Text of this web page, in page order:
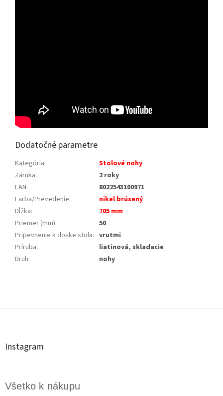
Dodatočné parametre
Kategória:
Stolové nohy
Záruka:
2 roky
EAN:
8022543100971
Farba/Prevedenie:
nikel brúsený
Dĺžka:
705 mm
Priemer (mm):
50
Pripevnenie k doske stola: vrutmi
Príruba:
liatinová, skladacie
Druh: nohy
á
Instagram
Všetko k nákupu